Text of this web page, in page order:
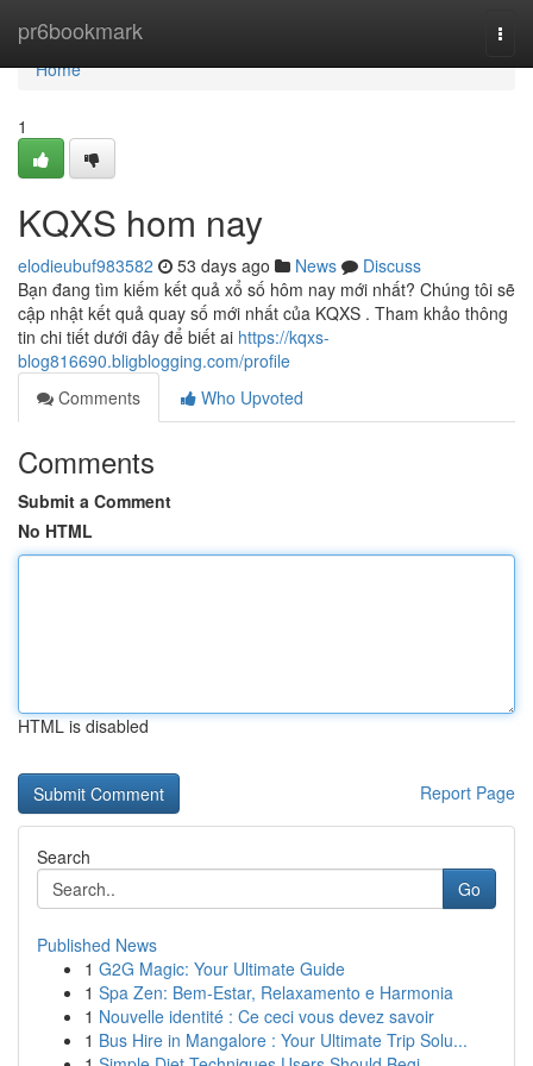
pr6bookmark
Home
Home
1
KQXS hom nay
elodieubuf983582 53 days ago News
Discuss
Bạn đang tìm kiếm kết quả xổ số hôm nay mới nhất? Chúng tôi sẽ
cập nhật kết quả quay số mới nhất của KQXS . Tham khảo thông
tin chi tiết dưới đây để biết ai https://kqxs-
blog816690.bligblogging.com/profile
Comments
Who Upvoted
Comments
Submit a Comment
No HTML
HTML is disabled
Report Page
Search
Go
Published News
1 G2G Magic: Your Ultimate Guide
1 Spa Zen: Bem-Estar, Relaxamento e Harmonia
1 Nouvelle identité : Ce ceci vous devez savoir
1 Bus Hire in Mangalore : Your Ultimate Trip Solu...